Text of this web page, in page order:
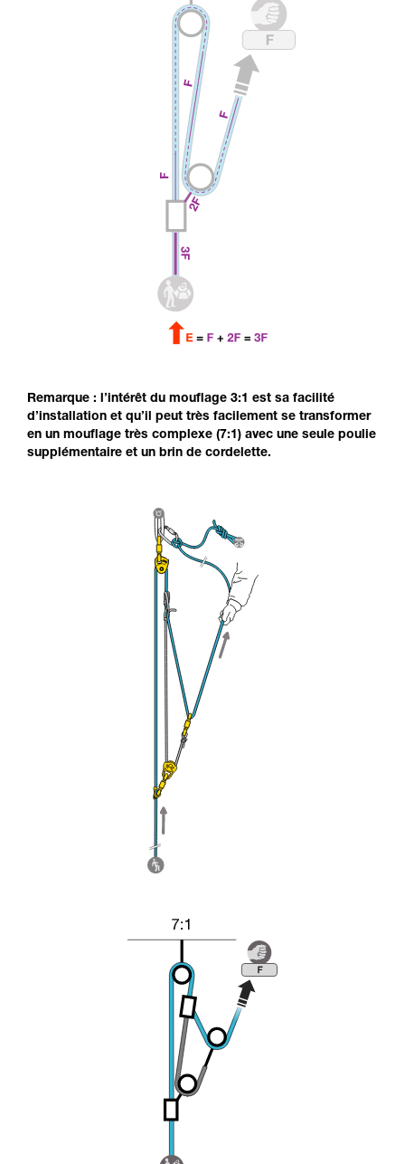
Remarque : l’intérêt du mouflage 3:1 est sa facilité
d’installation et qu’il peut très facilement se transformer
en un mouflage très complexe (7:1) avec une seule poulie
supplémentaire et un brin de cordelette.